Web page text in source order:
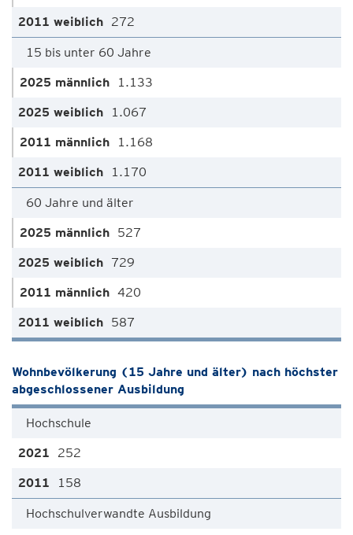
272
15 bis unter 60 Jahre
1.133
1.067
1.168
1.170
60 Jahre und älter
527
729
420
587
Wohnbevölkerung (15 Jahre und älter) nach höchster
abgeschlossener Ausbildung
Hochschule
252
158
Hochschulverwandte Ausbildung